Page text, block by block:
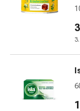
delle